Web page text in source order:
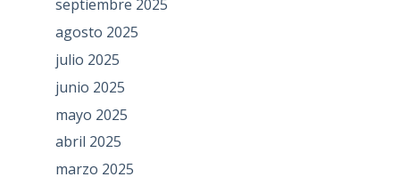
septiembre 2025
agosto 2025
julio 2025
junio 2025
mayo 2025
abril 2025
marzo 2025